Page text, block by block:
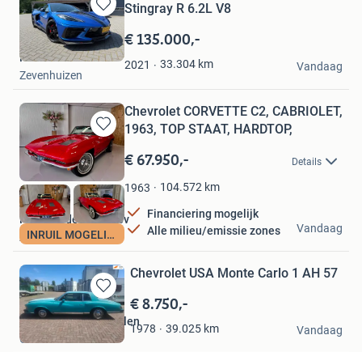
Bewaren
in
Mijn
Favorieten
Stingray R 6.2L V8
€ 135.000,-
2021 33.304 km
Pe Cars
Zevenhuizen
Vandaag
Bewaren
in
Mijn
Favorieten
INRUIL MOGELIJK
Chevrolet CORVETTE C2, CABRIOLET,
1963, TOP STAAT, HARDTOP,
€ 67.950,- Details
1963 104.572 km
Financiering mogelijk
Alle milieu/emissie zones
HJM Mulder Auto's bv
Apeldoorn
Vandaag
Bewaren
in
Mijn
Favorieten
Chevrolet USA Monte Carlo 1 AH 57
€ 8.750,-
1978 39.025 km
Autobedrijf Trommelen
Goirle
Vandaag